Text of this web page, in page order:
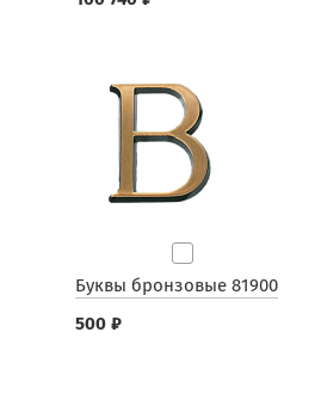
Буквы бронзовые 81900
500 ₽